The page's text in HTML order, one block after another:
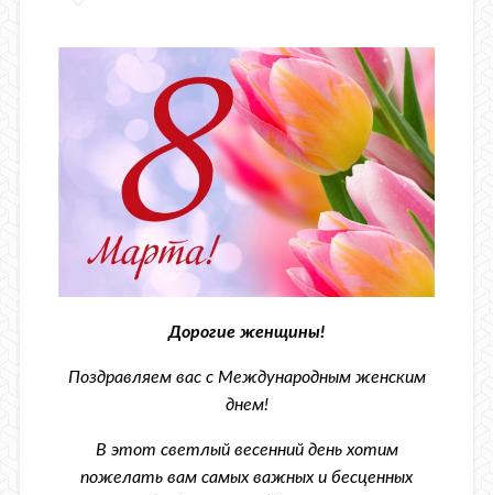
Дорогие женщины!
Поздравляем вас с Международным женским
днем!
В этот светлый весенний день хотим
пожелать вам самых важных и бесценных